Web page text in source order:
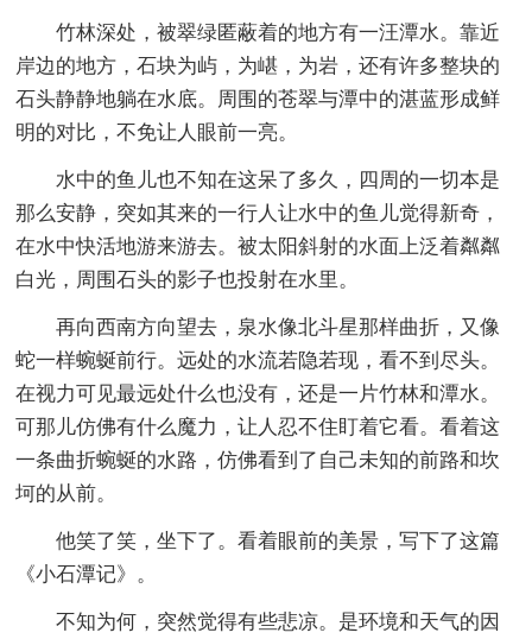
竹林深处，被翠绿匿蔽着的地方有一汪潭水。靠近
岸边的地方，石块为屿，为嵁，为岩，还有许多整块的
石头静静地躺在水底。周围的苍翠与潭中的湛蓝形成鲜
明的对比，不免让人眼前一亮。
水中的鱼儿也不知在这呆了多久，四周的一切本是
那么安静，突如其来的一行人让水中的鱼儿觉得新奇，
在水中快活地游来游去。被太阳斜射的水面上泛着粼粼
白光，周围石头的影子也投射在水里。
再向西南方向望去，泉水像北斗星那样曲折，又像
蛇一样蜿蜒前行。远处的水流若隐若现，看不到尽头。
在视力可见最远处什么也没有，还是一片竹林和潭水。
可那儿仿佛有什么魔力，让人忍不住盯着它看。看着这
一条曲折蜿蜒的水路，仿佛看到了自己未知的前路和坎
坷的从前。
他笑了笑，坐下了。看着眼前的美景，写下了这篇
《小石潭记》。
不知为何，突然觉得有些悲凉。是环境和天气的因